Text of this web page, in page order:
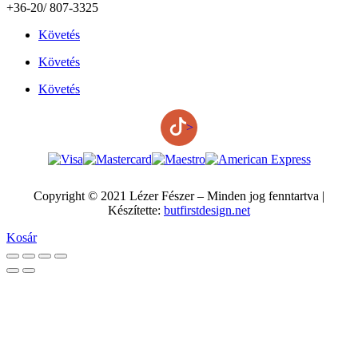
+36-20/ 807-3325
Követés
Követés
Követés
>
Copyright © 2021 Lézer Fészer – Minden jog fenntartva |
Készítette: butfirstdesign.net
Kosár